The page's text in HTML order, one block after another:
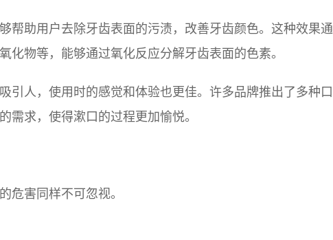
帮助用户去除牙齿表面的污渍，改善牙齿颜色。这种效果通
化物等，能够通过氧化反应分解牙齿表面的色素。
引人，使用时的感觉和体验也更佳。许多品牌推出了多种口
需求，使得漱口的过程更加愉悦。
危害同样不可忽视。